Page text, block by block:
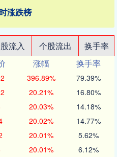
涨跌榜
流入 个股流出
换手率
涨幅
换手率
396.89% 79.39%
20.21% 16.80%
20.03% 14.18%
20.02% 14.77%
20.01% 5.62%
20.01% 6.12%